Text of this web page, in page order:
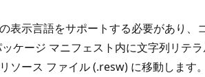
表示言語をサポートする必要があり、
ケージ マニフェスト内に文字列リテラ
ソース ファイル (.resw) に移動します